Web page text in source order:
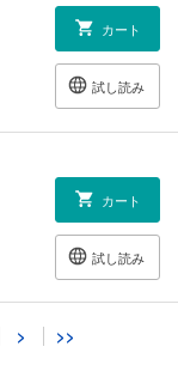
カート
試し読み
カート
試し読み
> >>